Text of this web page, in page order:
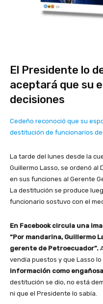
El Presidente lo
aceptará que su
decisiones
Cedeño reconoció que su
destitución de funcionarios
La tarde del lunes desde la
Guillermo Lasso, se ordenó
en sus funciones al Gerente
La destitución se produce
funcionario sostuvo con el
En Facebook circula una
“Por mandarina, Guillermo
gerente de Petroecuador”.
vendía puestos y que Lasso lo
información como engañosa
destitución se dio, no está
ni que el Presidente lo sabía.